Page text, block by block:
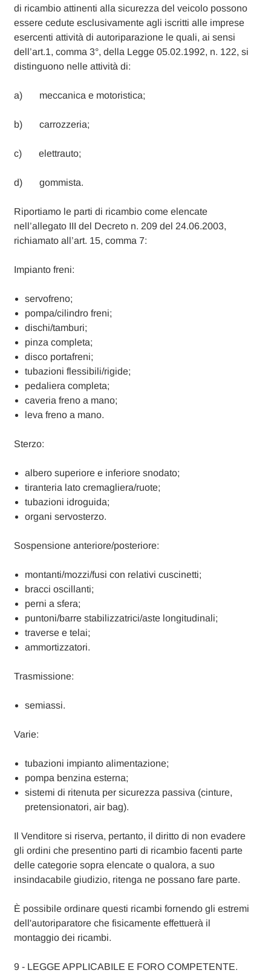
di ricambio attinenti alla sicurezza del veicolo possono
essere cedute esclusivamente agli iscritti alle imprese
esercenti attività di autoriparazione le quali, ai sensi
dell’art.1, comma 3°, della Legge 05.02.1992, n. 122, si
distinguono nelle attività di:
a) meccanica e motoristica;
b) carrozzeria;
c) elettrauto;
d) gommista.
Riportiamo le parti di ricambio come elencate
nell’allegato III del Decreto n. 209 del 24.06.2003,
richiamato all’art. 15, comma 7:
Impianto freni:
servofreno;
pompa/cilindro freni;
dischi/tamburi;
pinza completa;
disco portafreni;
tubazioni flessibili/rigide;
pedaliera completa;
caveria freno a mano;
leva freno a mano.
Sterzo:
albero superiore e inferiore snodato;
tiranteria lato cremagliera/ruote;
tubazioni idroguida;
organi servosterzo.
Sospensione anteriore/posteriore:
montanti/mozzi/fusi con relativi cuscinetti;
bracci oscillanti;
perni a sfera;
puntoni/barre stabilizzatrici/aste longitudinali;
traverse e telai;
ammortizzatori.
Trasmissione:
semiassi.
Varie:
tubazioni impianto alimentazione;
pompa benzina esterna;
sistemi di ritenuta per sicurezza passiva (cinture,
pretensionatori, air bag).
Il Venditore si riserva, pertanto, il diritto di non evadere
gli ordini che presentino parti di ricambio facenti parte
delle categorie sopra elencate o qualora, a suo
insindacabile giudizio, ritenga ne possano fare parte.
È possibile ordinare questi ricambi fornendo gli estremi
dell'autoriparatore che fisicamente effettuerà il
montaggio dei ricambi.
9 - LEGGE APPLICABILE E FORO COMPETENTE.